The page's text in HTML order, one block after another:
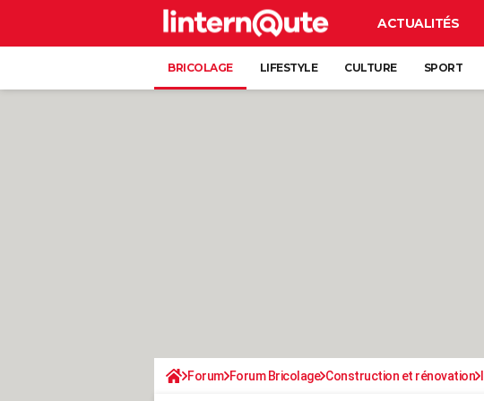
ACTUALITÉS
BRICOLAGE LIFESTYLE CULTURE SPORT
Forum Forum Bricolage Construction et rénovation